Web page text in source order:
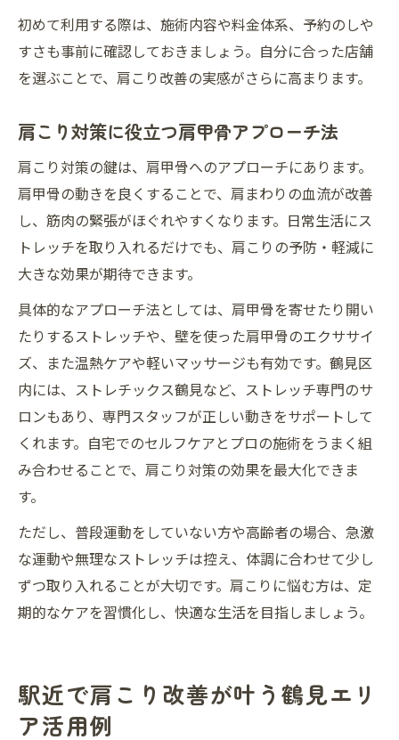
初めて利用する際は、施術内容や料金体系、予約のしや
すさも事前に確認しておきましょう。自分に合った店舗
を選ぶことで、肩こり改善の実感がさらに高まります。
肩こり対策に役立つ肩甲骨アプローチ法
肩こり対策の鍵は、肩甲骨へのアプローチにあります。
肩甲骨の動きを良くすることで、肩まわりの血流が改善
し、筋肉の緊張がほぐれやすくなります。日常生活にス
トレッチを取り入れるだけでも、肩こりの予防・軽減に
大きな効果が期待できます。
具体的なアプローチ法としては、肩甲骨を寄せたり開い
たりするストレッチや、壁を使った肩甲骨のエクササイ
ズ、また温熱ケアや軽いマッサージも有効です。鶴見区
内には、ストレチックス鶴見など、ストレッチ専門のサ
ロンもあり、専門スタッフが正しい動きをサポートして
くれます。自宅でのセルフケアとプロの施術をうまく組
み合わせることで、肩こり対策の効果を最大化できま
す。
ただし、普段運動をしていない方や高齢者の場合、急激
な運動や無理なストレッチは控え、体調に合わせて少し
ずつ取り入れることが大切です。肩こりに悩む方は、定
期的なケアを習慣化し、快適な生活を目指しましょう。
駅近で肩こり改善が叶う鶴見エリ
ア活用例